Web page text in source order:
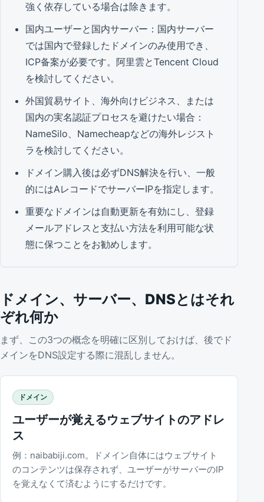
強く依存している場合は除きます。
国内ユーザーと国内サーバー：国内サーバー
では国内で登録したドメインのみ使用でき、
ICP备案が必要です。阿里雲とTencent Cloud
を検討してください。
外国貿易サイト、海外向けビジネス、または
国内の実名認証プロセスを避けたい場合：
NameSilo、Namecheapなどの海外レジスト
ラを検討してください。
ドメイン購入後は必ずDNS解決を行い、一般
的にはAレコードでサーバーIPを指定します。
重要なドメインは自動更新を有効にし、登録
メールアドレスと支払い方法を利用可能な状
態に保つことをお勧めします。
ドメイン、サーバー、DNSとはそれ
ぞれ何か
まず、この3つの概念を明確に区別しておけば、後でド
メインをDNS設定する際に混乱しません。
ドメイン
ユーザーが覚えるウェブサイトのアドレ
ス
例：naibabiji.com。ドメイン自体にはウェブサイト
のコンテンツは保存されず、ユーザーがサーバーのIP
を覚えなくて済むようにするだけです。